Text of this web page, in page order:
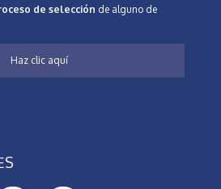
de selección de alguno de
Haz clic aquí